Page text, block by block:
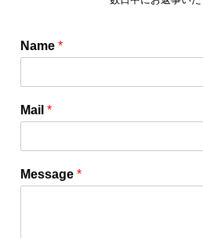
Name *
Mail *
Message *